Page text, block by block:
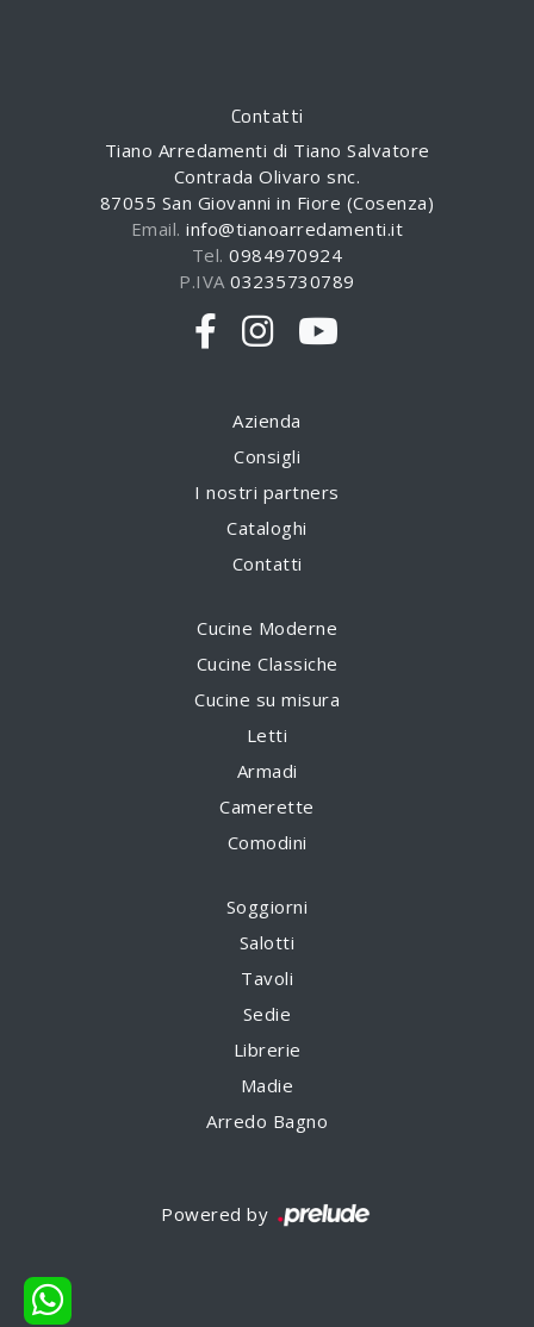
Contatti
Tiano Arredamenti di Tiano Salvatore
Contrada Olivaro snc.
87055 San Giovanni in Fiore (Cosenza)
Email.info@tianoarredamenti.it
Tel.0984970924
P.IVA03235730789
Azienda
Consigli
I nostri partners
Cataloghi
Contatti
Cucine Moderne
Cucine Classiche
Cucine su misura
Letti
Armadi
Camerette
Comodini
Soggiorni
Salotti
Tavoli
Sedie
Librerie
Madie
Arredo Bagno
Powered by